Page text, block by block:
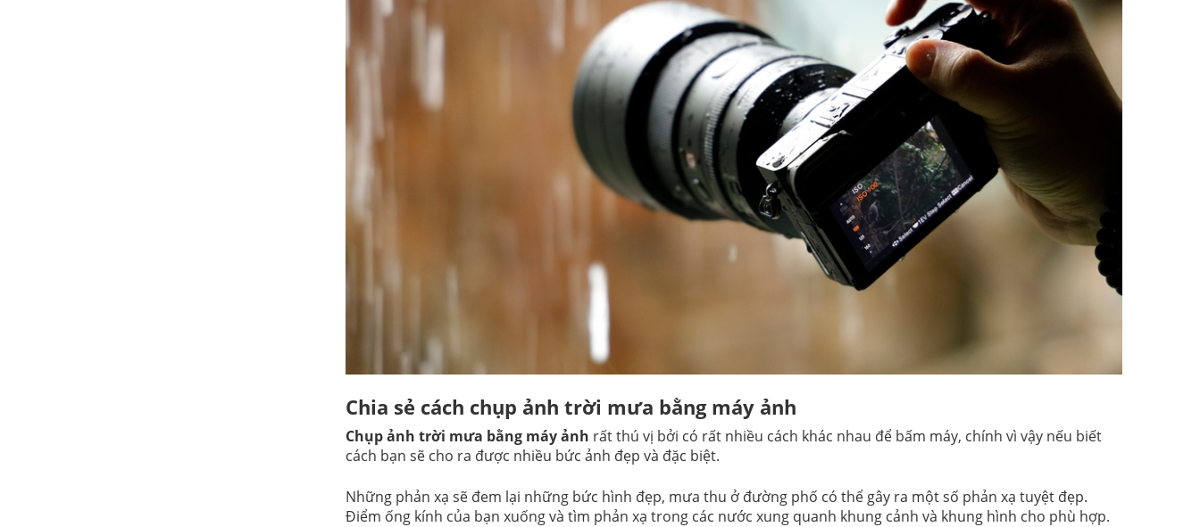
Chia sẻ cách chụp ảnh trời mưa bằng máy ảnh
Chụp ảnh trời mưa bằng máy ảnh rất thú vị bởi có rất nhiều cách khác nhau để bấm máy, chính vì vậy nếu biết
cách bạn sẽ cho ra được nhiều bức ảnh đẹp và đặc biệt.
Những phản xạ sẽ đem lại những bức hình đẹp, mưa thu ở đường phố có thể gây ra một số phản xạ tuyệt đẹp.
Điểm ống kính của bạn xuống và tìm phản xạ trong các nước xung quanh khung cảnh và khung hình cho phù hợp.